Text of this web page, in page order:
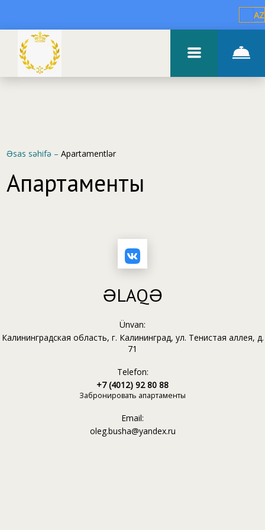
AZ
Əsas səhifə –Apartamentlər
Апартаменты
ƏLAQƏ
Ünvan:
Калининградская область, г. Калининград, ул. Тенистая аллея, д.
71
Telefon:
+7 (4012) 92 80 88
Забронировать апартаменты
Email:
oleg.busha@yandex.ru